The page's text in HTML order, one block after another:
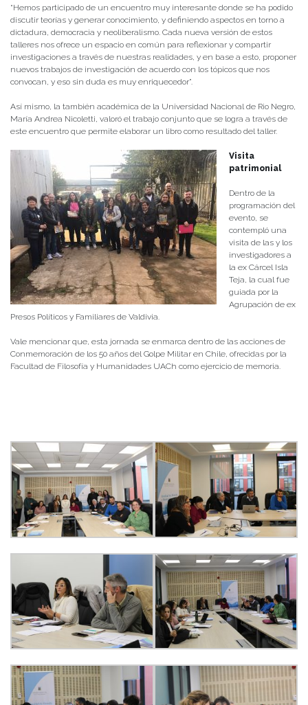
“Hemos participado de un encuentro muy interesante donde se ha podido
discutir teorías y generar conocimiento, y definiendo aspectos en torno a
dictadura, democracia y neoliberalismo. Cada nueva versión de estos
talleres nos ofrece un espacio en común para reflexionar y compartir
investigaciones a través de nuestras realidades, y en base a esto, proponer
nuevos trabajos de investigación de acuerdo con los tópicos que nos
convocan, y eso sin duda es muy enriquecedor”.
Así mismo, la también académica de la Universidad Nacional de Rio Negro,
María Andrea Nicoletti, valoró el trabajo conjunto que se logra a través de
este encuentro que permite elaborar un libro como resultado del taller.
Visita
patrimonial
Dentro de la
programación del
evento, se
contempló una
visita de las y los
investigadores a
la ex Cárcel Isla
Teja, la cual fue
guiada por la
Agrupación de ex
Presos Políticos y Familiares de Valdivia.
Vale mencionar que, esta jornada se enmarca dentro de las acciones de
Conmemoración de los 50 años del Golpe Militar en Chile, ofrecidas por la
Facultad de Filosofía y Humanidades UACh como ejercicio de memoria.